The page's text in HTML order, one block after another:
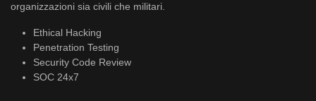
organizzazioni sia civili che militari.
Ethical Hacking
Penetration Testing
Security Code Review
SOC 24x7